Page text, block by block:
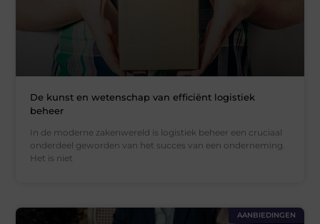
De kunst en wetenschap van efficiënt logistiek
beheer
In de moderne zakenwereld is logistiek beheer een cruciaal
onderdeel geworden van het succes van een onderneming.
Het is niet
AANBIEDINGEN